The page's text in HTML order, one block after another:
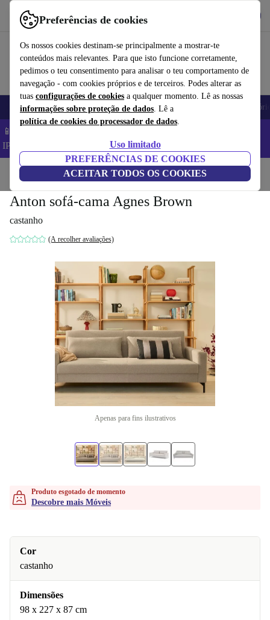
Preferências de cookies
Os nossos cookies destinam-se principalmente a mostrar-te
conteúdos mais relevantes. Para que isto funcione corretamente,
pedimos o teu consentimento para analisar o teu comportamento de
navegação - com cookies próprios e de terceiros. Podes alterar as
tuas configurações de cookies a qualquer momento. Lê as nossas
informações sobre proteção de dados. Lê a
política de cookies do processador de dados.
Uso limitado
PREFERÊNCIAS DE COOKIES
ACEITAR TODOS OS COOKIES
Use o refurbed de forma rápida e fácil
Telemóveis Computadores Portáteis Tablets
📱 Poupa 5% EXTRA em todos os iPhones – Código:
IPHONEDEAL –
Início Casa Móveis
Anton sofá-cama Agnes Brown
castanho
(A recolher avaliações)
Apenas para fins ilustrativos
Produto esgotado de momento
Descobre mais Móveis
Cor
castanho
Dimensões
98 x 227 x 87 cm